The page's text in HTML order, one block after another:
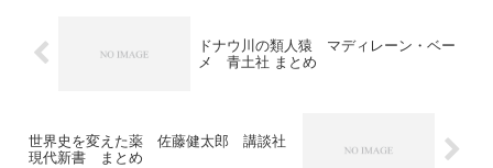
ドナウ川の類人猿 マディレーン・ベー
メ 青土社 まとめ
世界史を変えた薬 佐藤健太郎 講談社
現代新書 まとめ